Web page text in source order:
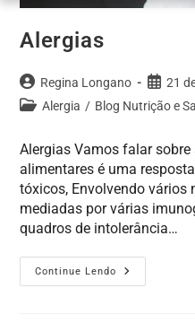
Alergias
Regina Longano
21
Alergia / Blog Nutrição e
Alergias Vamos falar
alimentares é uma
tóxicos, Envolvendo
mediadas por várias
quadros de intolerância…
Continue Lendo